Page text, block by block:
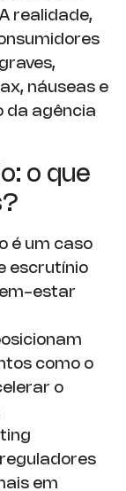
realidade,
náuseas e
da agência
o que
é um caso
escrutínio
estar
como o
o
em